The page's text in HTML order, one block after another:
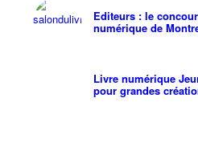
Editeurs : le
numérique de
Livre numérique
pour grandes